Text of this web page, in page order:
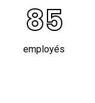
85
employés